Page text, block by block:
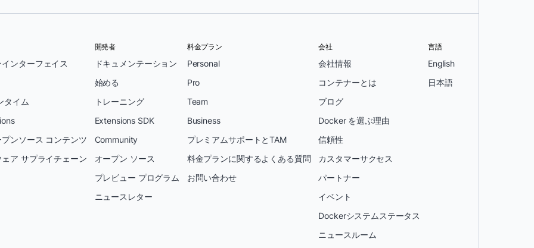
ンターフェイス
タイム
ンソース コンテンツ
ア サプライチェーン
開発者
ドキュメンテーション
始める
トレーニング
Extensions SDK
Community
オープン ソース
プレビュー プログラム
ニュースレター
料金プラン
Personal
Pro
Team
Business
プレミアムサポートとTAM
料金プランに関するよくある質問
お問い合わせ
会社
会社情報
コンテナーとは
ブログ
Docker を選ぶ理由
信頼性
カスタマーサクセス
パートナー
イベント
Dockerシステムステータス
ニュースルーム
言語
English
日本語